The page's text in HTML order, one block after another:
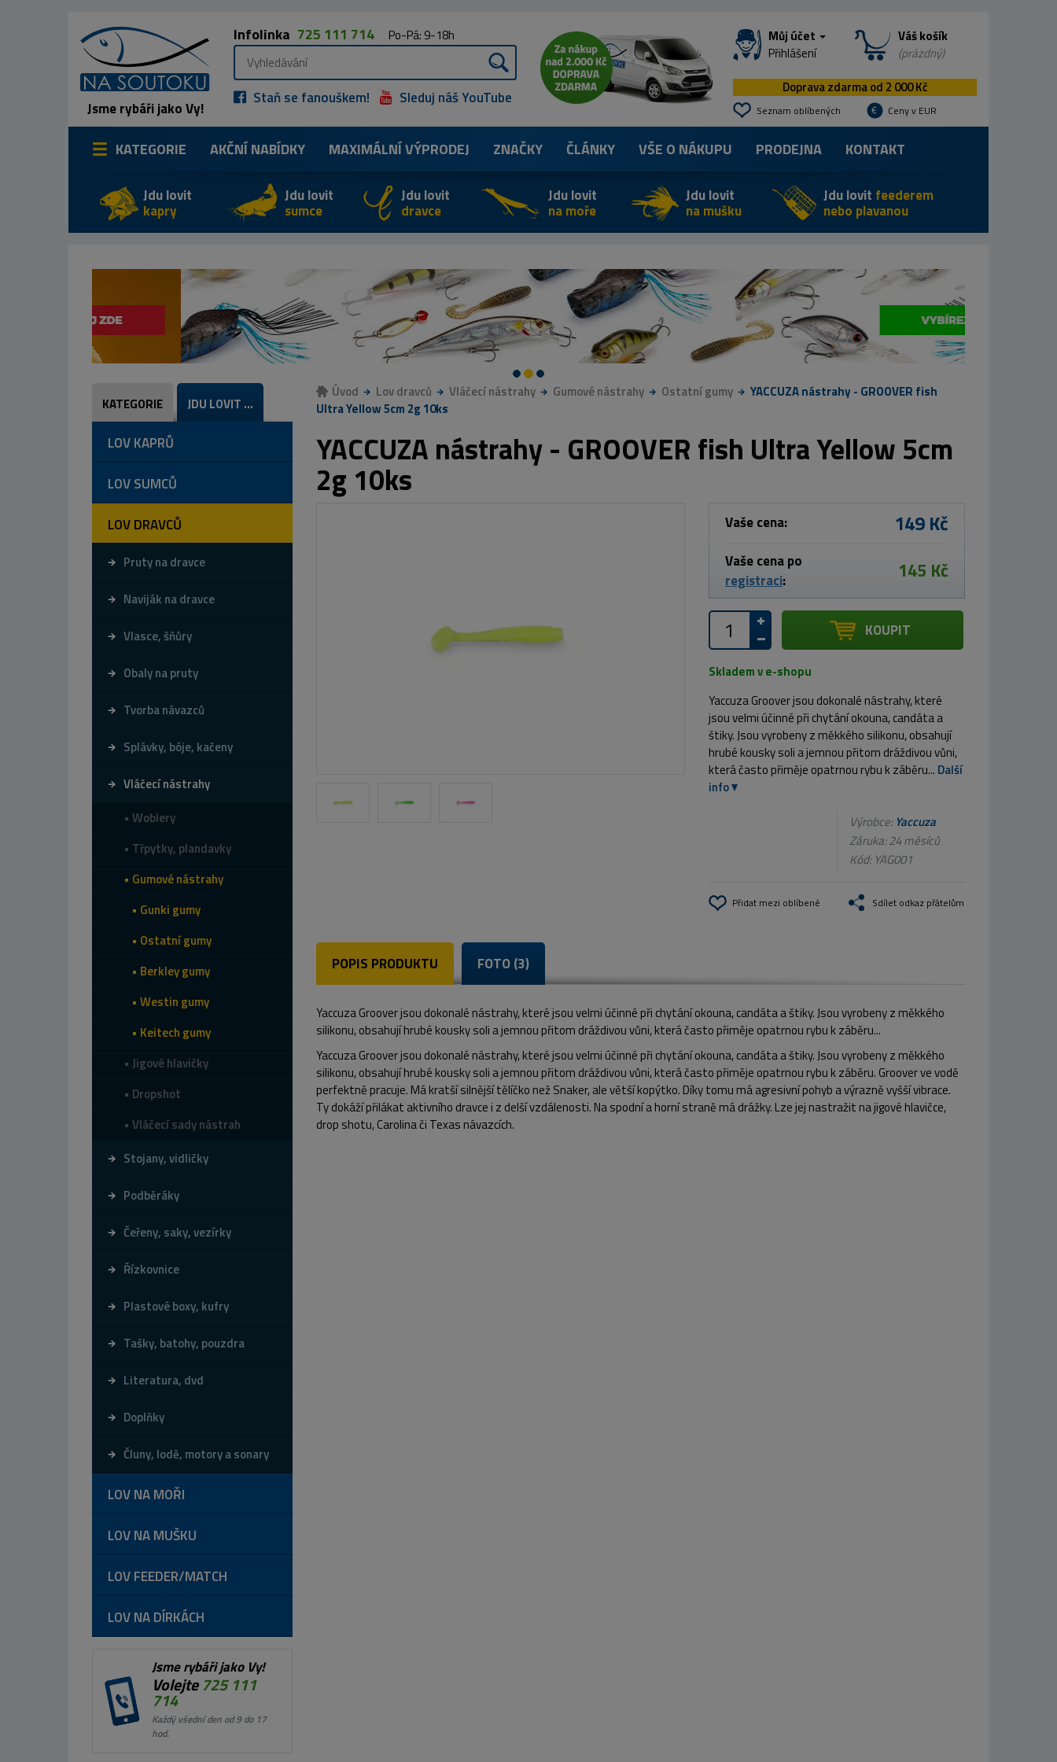
Jsme rybáři jako Vy!
Infolinka 725 111 714 Po-Pá: 9-18h
Staň se fanouškem! Sleduj náš YouTube
Můj účet
Přihlášení
Váš košík
(prázdný)
Doprava zdarma od 2 000 Kč
Seznam oblíbených Ceny v EUR
KATEGORIE AKČNÍ NABÍDKY MAXIMÁLNÍVÝPRODEJ ZNAČKY ČLÁNKY VŠE O NÁKUPU PRODEJNA KONTAKT
Jdu lovit
kapry
Jdu lovit
sumce
Jdu lovit
dravce
Jdu lovit
na moře
Jdu lovit
na mušku
Jdu lovit feederem
nebo plavanou
KATEGORIE JDU LOVIT ...
LOV KAPRŮ
LOV SUMCŮ
LOV DRAVCŮ
Pruty na dravce
Naviják na dravce
Vlasce, šňůry
Obaly na pruty
Tvorba návazců
Splávky, bóje, kačeny
Vláčecí nástrahy
Woblery
Třpytky, plandavky
Gumové nástrahy
Gunki gumy
Ostatní gumy
Berkley gumy
Westin gumy
Keitech gumy
Jigové hlavičky
Dropshot
Vláčecí sady nástrah
Stojany, vidličky
Podběráky
Čeřeny, saky, vezírky
Řízkovnice
Plastové boxy, kufry
Tašky, batohy, pouzdra
Literatura, dvd
Doplňky
Čluny, lodě, motory a sonary
LOV NA MOŘI
LOV NA MUŠKU
LOV FEEDER/MATCH
LOV NA DÍRKÁCH
Jsme rybáři jako Vy!
Volejte725 111
714
Každý všední den od 9 do 17
hod.
Úvod Lov dravců Vláčecí nástrahy Gumové nástrahy Ostatní gumy
YACCUZA nástrahy - GROOVER fish
Ultra Yellow 5cm 2g 10ks
YACCUZA nástrahy - GROOVER fish Ultra Yellow 5cm
2g 10ks
Vaše cena: 149 Kč
Vaše cena po
registraci: 145 Kč
KOUPIT
Skladem v e-shopu
Yaccuza Groover jsou dokonalé nástrahy, které
jsou velmi účinné při chytání okouna, candáta a
štiky. Jsou vyrobeny z měkkého silikonu, obsahují
hrubé kousky soli a jemnou přitom dráždivou vůni,
která často přiměje opatrnou rybu k záběru... Další
info
Výrobce: Yaccuza
Záruka: 24 měsíců
Kód: YAG001
Přidat mezi oblíbené Sdílet odkaz přátelům
POPIS PRODUKTU FOTO (3)
Yaccuza Groover jsou dokonalé nástrahy, které jsou velmi účinné při chytání okouna, candáta a štiky. Jsou vyrobeny z měkkého
silikonu, obsahují hrubé kousky soli a jemnou přitom dráždivou vůni, která často přiměje opatrnou rybu k záběru...
Yaccuza Groover jsou dokonalé nástrahy, které jsou velmi účinné při chytání okouna, candáta a štiky. Jsou vyrobeny z měkkého
silikonu, obsahují hrubé kousky soli a jemnou přitom dráždivou vůni, která často přiměje opatrnou rybu k záběru. Groover ve vodě
perfektně pracuje. Má kratší silnější tělíčko než Snaker, ale větší kopýtko. Díky tomu má agresivní pohyb a výrazně vyšší vibrace.
Ty dokáží přilákat aktivního dravce i z delší vzdálenosti. Na spodní a horní straně má drážky. Lze jej nastražit na jigové hlavičce,
drop shotu, Carolina či Texas návazcích.